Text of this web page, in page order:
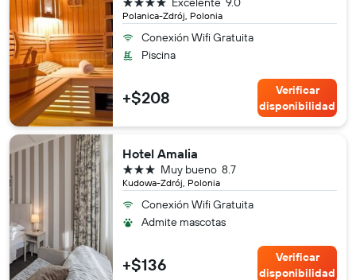
Polanica-Zdrój, Polonia
Conexión Wifi Gratuita
Piscina
+$208
Verificar
disponibilidad
Hotel Amalia
Kudowa-Zdrój, Polonia
8.7
Muy bueno
3 estrellas
Conexión Wifi Gratuita
Admite mascotas
+$136
Verificar
disponibilidad